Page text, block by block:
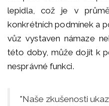
lepidla, což je v
konkrétních podmínek a
vůz vystaven námaze
této doby, může dojít k
nesprávné funkci.
"Naše zkušenosti